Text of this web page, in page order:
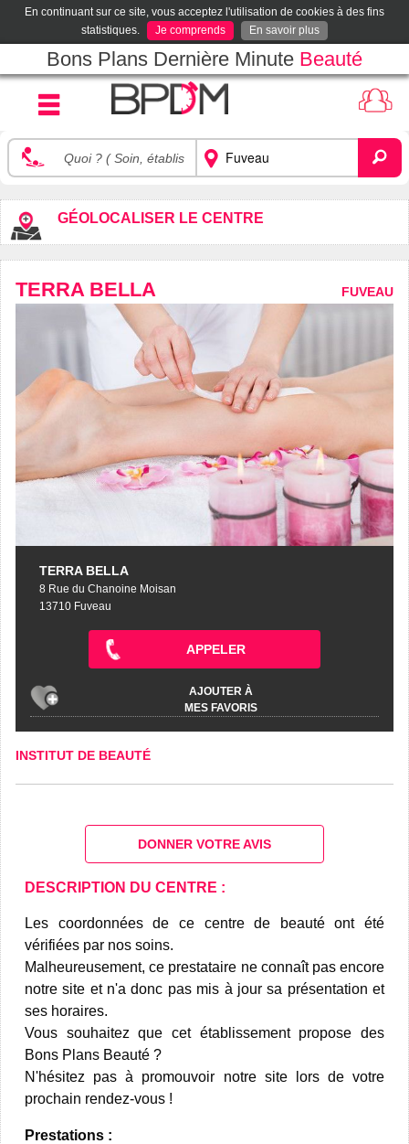
En continuant sur ce site, vous acceptez l'utilisation de cookies à des fins
statistiques.
Je comprends En savoir plus
Bons Plans Dernière Minute Beauté
GÉOLOCALISER LE CENTRE
TERRA BELLA FUVEAU
TERRA BELLA
8 Rue du Chanoine Moisan
13710 Fuveau
APPELER
AJOUTER À
MES FAVORIS
INSTITUT DE BEAUTÉ
DONNER VOTRE AVIS
DESCRIPTION DU CENTRE :
Les coordonnées de ce centre de beauté ont été
vérifiées par nos soins.
Malheureusement, ce prestataire ne connaît pas encore
notre site et n'a donc pas mis à jour sa présentation et
ses horaires.
Vous souhaitez que cet établissement propose des
Bons Plans Beauté ?
N'hésitez pas à promouvoir notre site lors de votre
prochain rendez-vous !
Prestations :